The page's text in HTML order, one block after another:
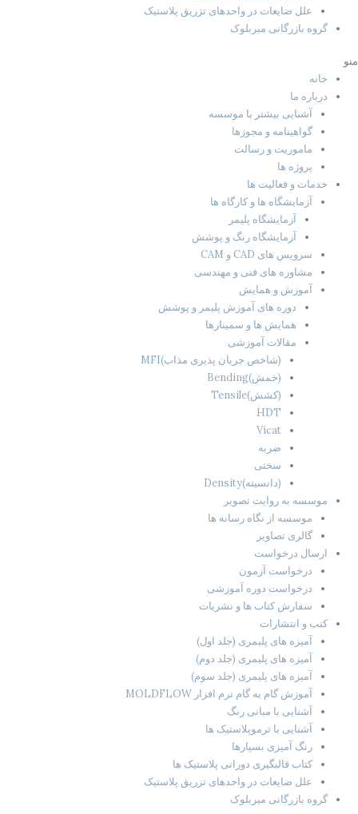
علل ضایعات در واحدهای تزریق پلاستیک
گروه بازرگانی میربلوک
منو
خانه
درباره ما
آشنایی بیشتر با موسسه
گواهینامه و مجوزها
ماموریت و رسالت
پروژه ها
خدمات و فعالیت ها
آزمایشگاه ها و کارگاه ها
آزمایشگاه پلیمر
آزمایشگاه رنگ و پوشش
سرویس های CAD و CAM
مشاوره های فنی و مهندسی
آموزش و همایش
دوره های آموزش پلیمر و پوشش
همایش ها و سمینارها
مقالات آموزشی
(شاخص جریان پذیری مذاب)MFI
(خمش)Bending
(کشش)Tensile
HDT
Vicat
ضربه
سختی
(دانسیته)Density
موسسه به روایت تصویر
موسسه از نگاه رسانه ها
گالری تصاویر
ارسال درخواست
درخواست آزمون
درخواست دوره آموزشی
سفارش کتاب ها و نشریات
کتب و انتشارات
آمیزه های پلیمری (جلد اول)
آمیزه های پلیمری (جلد دوم)
آمیزه های پلیمری (جلد سوم)
آموزش گام به گام نرم افزار MOLDFLOW
آشنایی با مبانی رنگ
آشنایی با ترموپلاستیک ها
رنگ آمیزی بسپارها
کتاب قالبگیری دورانی پلاستیک ها
علل ضایعات در واحدهای تزریق پلاستیک
گروه بازرگانی میربلوک